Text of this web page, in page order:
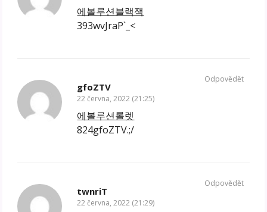
에볼루션블랙잭
393wvJraP`_<
gfoZTV
22 června, 2022 (21:25)
에볼루션롤렛
824gfoZTV.;/
Odpovědět
twnriT
22 června, 2022 (21:29)
Odpovědět